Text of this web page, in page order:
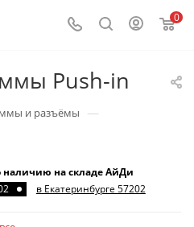
0
Push-in
и разъёмы —
наличию на складе АйДи
в Екатеринбурге 57202